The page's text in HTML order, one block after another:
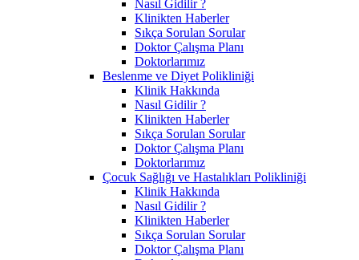
Nasıl Gidilir ?
Klinikten Haberler
Sıkça Sorulan Sorular
Doktor Çalışma Planı
Doktorlarımız
Beslenme ve Diyet Polikliniği
Klinik Hakkında
Nasıl Gidilir ?
Klinikten Haberler
Sıkça Sorulan Sorular
Doktor Çalışma Planı
Doktorlarımız
Çocuk Sağlığı ve Hastalıkları Polikliniği
Klinik Hakkında
Nasıl Gidilir ?
Klinikten Haberler
Sıkça Sorulan Sorular
Doktor Çalışma Planı